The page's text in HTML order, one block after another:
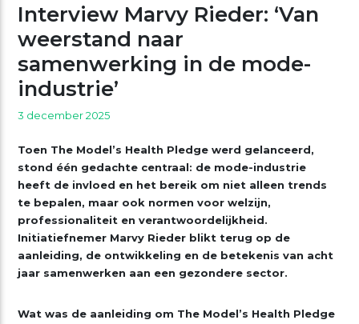
Interview Marvy Rieder: ‘Van
weerstand naar
samenwerking in de mode-
industrie’
3 december 2025
Toen The Model’s Health Pledge werd gelanceerd,
stond één gedachte centraal: de mode-industrie
heeft de invloed en het bereik om niet alleen trends
te bepalen, maar ook normen voor welzijn,
professionaliteit en verantwoordelijkheid.
Initiatiefnemer Marvy Rieder blikt terug op de
aanleiding, de ontwikkeling en de betekenis van acht
jaar samenwerken aan een gezondere sector.
Wat was de aanleiding om The Model’s Health Pledge